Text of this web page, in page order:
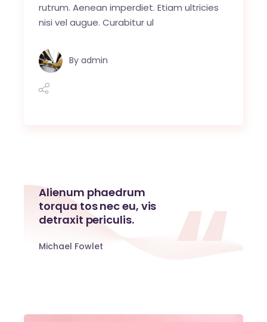
rutrum. Aenean imperdiet. Etiam ultricies
nisi vel augue. Curabitur ul
By admin
Alienum phaedrum
torqua tos nec eu, vis
detraxit periculis.
Michael Fowlet